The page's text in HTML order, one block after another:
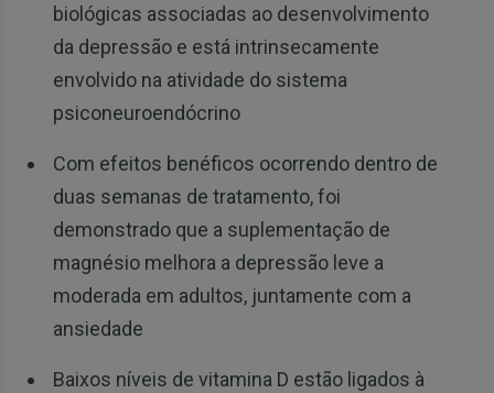
biológicas associadas ao desenvolvimento
da depressão e está intrinsecamente
envolvido na atividade do sistema
psiconeuroendócrino
Com efeitos benéficos ocorrendo dentro de
duas semanas de tratamento, foi
demonstrado que a suplementação de
magnésio melhora a depressão leve a
moderada em adultos, juntamente com a
ansiedade
Baixos níveis de vitamina D estão ligados à